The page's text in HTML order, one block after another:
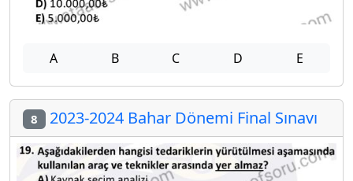
A B C D E
8 2023-2024 Bahar Dönemi Final Sınavı